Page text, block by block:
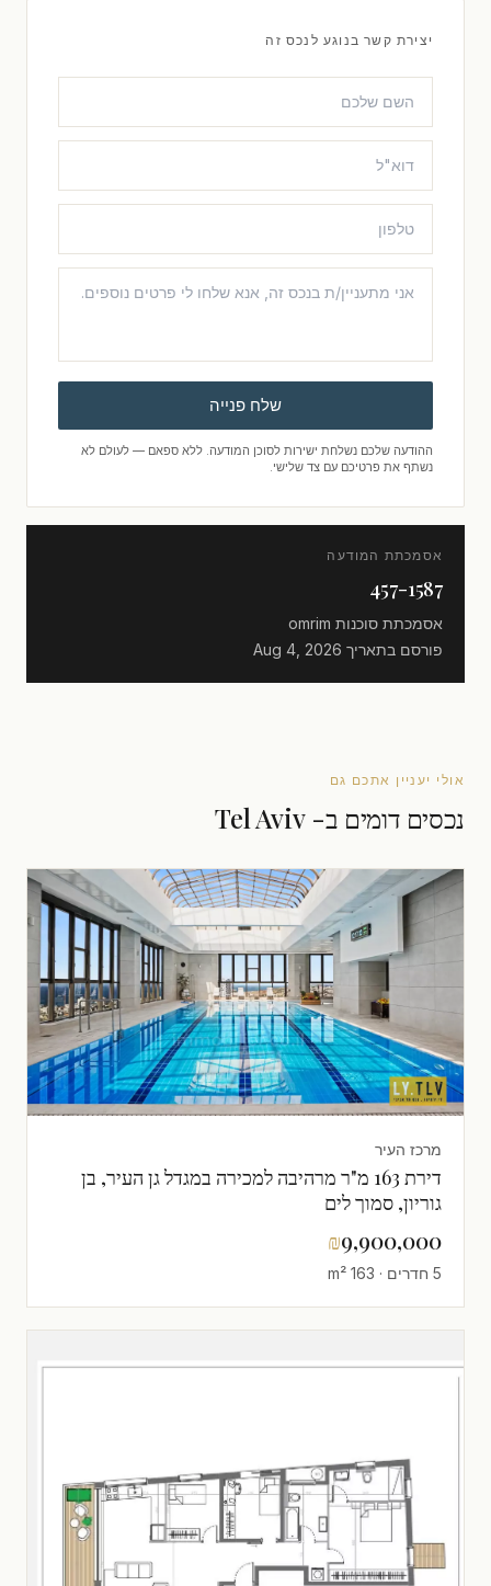
יצירת קשר בנוגע לנכס זה
שלח פנייה
ההודעה שלכם נשלחת ישירות לסוכן המודעה. ללא ספאם — לעולם לא
נשתף את פרטיכם עם צד שלישי.
אסמכתת המודעה
457-1587
אסמכתת סוכנות
פורסם בתאריך
אולי יעניין אתכם גם
נכסים דומים ב- Tel Aviv
מרכז העיר
דירת 163 מ"ר מרהיבה למכירה במגדל גן העיר, בן
גוריון, סמוך לים
₪9,900,000
5 חדרים · 163 m²